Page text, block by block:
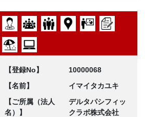
【登録No】
10000068
【名前】
イマイタカユキ
【ご所属（法人
名）】
デルタパシフィッ
クラボ株式会社